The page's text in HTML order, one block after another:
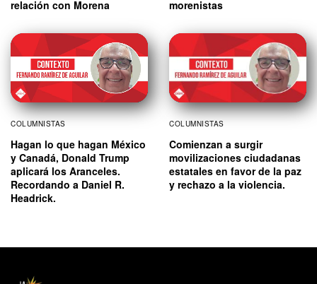
relación con Morena
morenistas
COLUMNISTAS
Hagan lo que hagan México
y Canadá, Donald Trump
aplicará los Aranceles.
Recordando a Daniel R.
Headrick.
COLUMNISTAS
Comienzan a surgir
movilizaciones ciudadanas
estatales en favor de la paz
y rechazo a la violencia.